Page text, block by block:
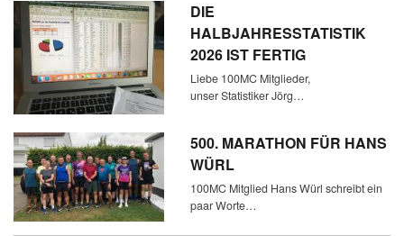
DIE
HALBJAHRESSTATISTIK
2026 IST FERTIG
Liebe 100MC Mitglieder,
unser Statistiker Jörg…
500. MARATHON FÜR HANS
WÜRL
100MC Mitglied Hans Würl schreibt ein
paar Worte…